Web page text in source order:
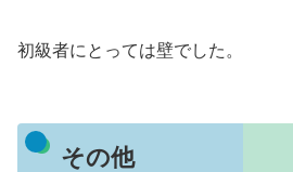
初級者にとっては壁でした。
その他